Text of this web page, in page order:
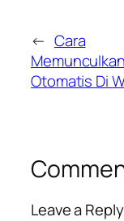
← Cara
Otomatis Di
Leave a Reply